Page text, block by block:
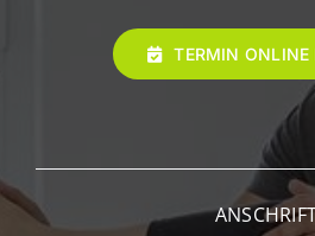
TERMIN ONLINE